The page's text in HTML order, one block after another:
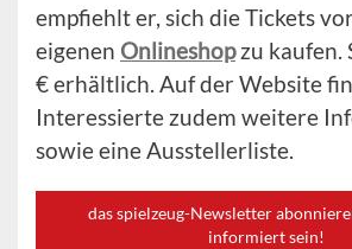
empfiehlt er, sich die Tickets
eigenen Onlineshopzu kaufen.
€ erhältlich. Auf der Website
Interessierte zudem weitere
sowie eine Ausstellerliste.
das spielzeug-Newsletter
informiert sein!